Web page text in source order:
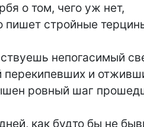
о том, чего уж нет,
пишет стройные
непогасимый
перекипевших и
ровный шаг
как будто бы не